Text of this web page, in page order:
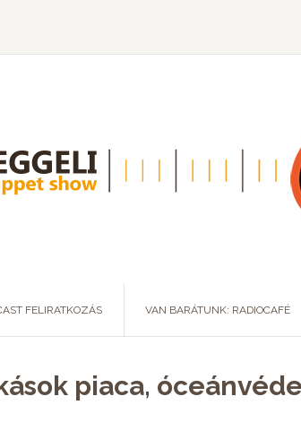
FELIRATKOZÁS VAN BARÁTUNK: RADIOCAFÉ
piaca,